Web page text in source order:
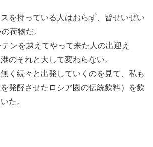
を持っている人はおらず、皆せいぜい
荷物だ。
ンを越えてやって来た人の出迎え
のそれと大して変わらない。
く続々と出発していくのを見て、私も
発酵させたロシア圏の伝統飲料）を飲
た。